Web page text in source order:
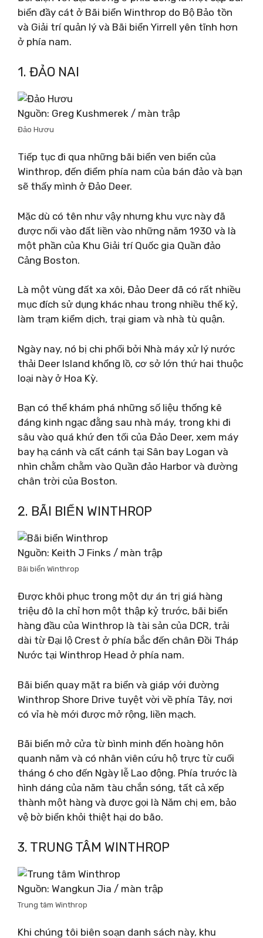
biển đầy cát ở Bãi biển Winthrop do Bộ Bảo tồn
và Giải trí quản lý và Bãi biển Yirrell yên tĩnh hơn
ở phía nam.
1. ĐẢO NAI
Nguồn: Greg Kushmerek / màn trập
Đảo Hươu
Tiếp tục đi qua những bãi biển ven biển của
Winthrop, đến điểm phía nam của bán đảo và bạn
sẽ thấy mình ở Đảo Deer.
Mặc dù có tên như vậy nhưng khu vực này đã
được nối vào đất liền vào những năm 1930 và là
một phần của Khu Giải trí Quốc gia Quần đảo
Cảng Boston.
Là một vùng đất xa xôi, Đảo Deer đã có rất nhiều
mục đích sử dụng khác nhau trong nhiều thế kỷ,
làm trạm kiểm dịch, trại giam và nhà tù quận.
Ngày nay, nó bị chi phối bởi Nhà máy xử lý nước
thải Deer Island khổng lồ, cơ sở lớn thứ hai thuộc
loại này ở Hoa Kỳ.
Bạn có thể khám phá những số liệu thống kê
đáng kinh ngạc đằng sau nhà máy, trong khi đi
sâu vào quá khứ đen tối của Đảo Deer, xem máy
bay hạ cánh và cất cánh tại Sân bay Logan và
nhìn chằm chằm vào Quần đảo Harbor và đường
chân trời của Boston.
2. BÃI BIỂN WINTHROP
Nguồn: Keith J Finks / màn trập
Bãi biển Winthrop
Được khôi phục trong một dự án trị giá hàng
triệu đô la chỉ hơn một thập kỷ trước, bãi biển
hàng đầu của Winthrop là tài sản của DCR, trải
dài từ Đại lộ Crest ở phía bắc đến chân Đồi Tháp
Nước tại Winthrop Head ở phía nam.
Bãi biển quay mặt ra biển và giáp với đường
Winthrop Shore Drive tuyệt vời về phía Tây, nơi
có vỉa hè mới được mở rộng, liền mạch.
Bãi biển mở cửa từ bình minh đến hoàng hôn
quanh năm và có nhân viên cứu hộ trực từ cuối
tháng 6 cho đến Ngày lễ Lao động. Phía trước là
hình dáng của năm tàu ​​chắn sóng, tất cả xếp
thành một hàng và được gọi là Năm chị em, bảo
vệ bờ biển khỏi thiệt hại do bão.
3. TRUNG TÂM WINTHROP
Nguồn: Wangkun Jia / màn trập
Trung tâm Winthrop
Khi chúng tôi biên soạn danh sách này, khu